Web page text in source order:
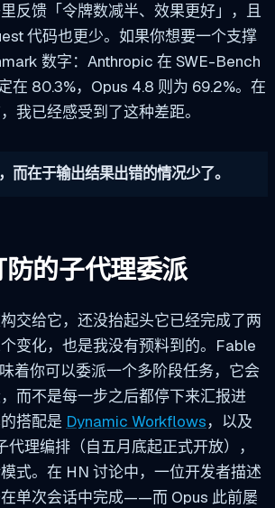
反馈「令牌数减半、效果更好」，且
代码也更少。如果你想要一个支撑
数字：Anthropic 在 SWE-Bench
在 80.3%，Opus 4.8 则为 69.2%。在
我已经感受到了这种差距。
而在于输出结果出错的情况少了。
的子代理委派
交给它，还没抬起头它已经完成了两
变化，也是我没有预料到的。Fable
着你可以委派一个多阶段任务，它会
而不是每一步之后都停下来汇报进
搭配是 Dynamic Workflows，以及
理编排（自五月底起正式开放），
式。在 HN 讨论中，一位开发者描述
单次会话中完成——而 Opus 此前屡